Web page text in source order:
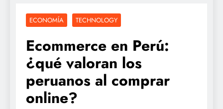
ECONOMÍA TECHNOLOGY
Ecommerce en Perú:
¿qué valoran los
peruanos al comprar
online?